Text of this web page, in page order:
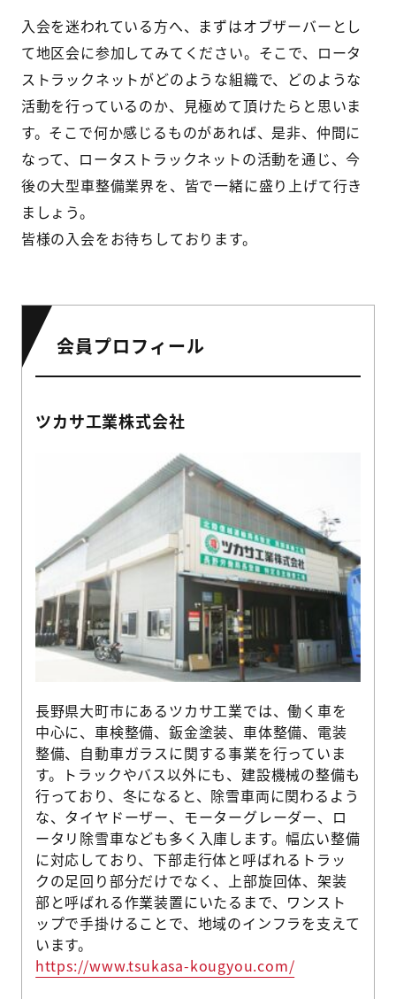
入会を迷われている方へ、まずはオブザーバーとし
て地区会に参加してみてください。そこで、ロータ
ストラックネットがどのような組織で、どのような
活動を行っているのか、見極めて頂けたらと思いま
す。そこで何か感じるものがあれば、是非、仲間に
なって、ロータストラックネットの活動を通じ、今
後の大型車整備業界を、皆で一緒に盛り上げて行き
ましょう。
皆様の入会をお待ちしております。
会員プロフィール
ツカサ工業株式会社
長野県大町市にあるツカサ工業では、働く車を
中心に、車検整備、鈑金塗装、車体整備、電装
整備、自動車ガラスに関する事業を行っていま
す。トラックやバス以外にも、建設機械の整備も
行っており、冬になると、除雪車両に関わるよう
な、タイヤドーザー、モーターグレーダー、ロ
ータリ除雪車なども多く入庫します。幅広い整備
に対応しており、下部走行体と呼ばれるトラッ
クの足回り部分だけでなく、上部旋回体、架装
部と呼ばれる作業装置にいたるまで、ワンスト
ップで手掛けることで、地域のインフラを支えて
います。
https://www.tsukasa-kougyou.com/